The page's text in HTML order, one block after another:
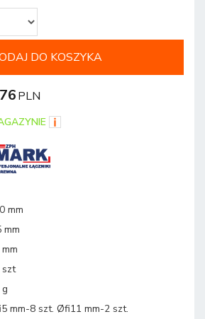
DO KOSZYKA
PLN
mm
mm
szt
mm-8 szt. Øfi11 mm-2 szt.